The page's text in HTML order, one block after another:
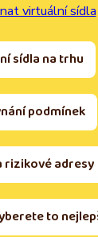
virtuální sídla
sídla na trhu
podmínek
rizikové adresy
to